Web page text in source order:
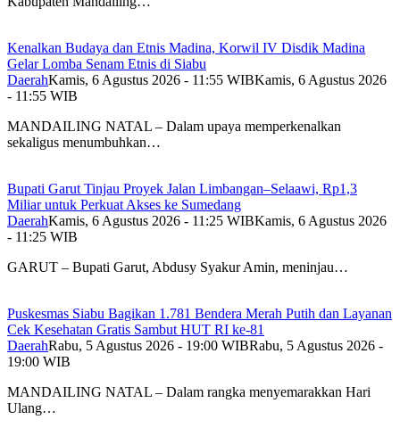
Kenalkan Budaya dan Etnis Madina, Korwil IV Disdik Madina
Gelar Lomba Senam Etnis di Siabu
DaerahKamis, 6 Agustus 2026 - 11:55 WIBKamis, 6 Agustus 2026
- 11:55 WIB
MANDAILING NATAL – Dalam upaya memperkenalkan
sekaligus menumbuhkan…
Bupati Garut Tinjau Proyek Jalan Limbangan–Selaawi, Rp1,3
Miliar untuk Perkuat Akses ke Sumedang
DaerahKamis, 6 Agustus 2026 - 11:25 WIBKamis, 6 Agustus 2026
- 11:25 WIB
GARUT – Bupati Garut, Abdusy Syakur Amin, meninjau…
Puskesmas Siabu Bagikan 1.781 Bendera Merah Putih dan Layanan
Cek Kesehatan Gratis Sambut HUT RI ke-81
DaerahRabu, 5 Agustus 2026 - 19:00 WIBRabu, 5 Agustus 2026 -
19:00 WIB
MANDAILING NATAL – Dalam rangka menyemarakkan Hari
Ulang…